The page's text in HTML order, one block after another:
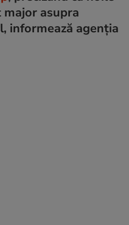
asupra
informează agenția